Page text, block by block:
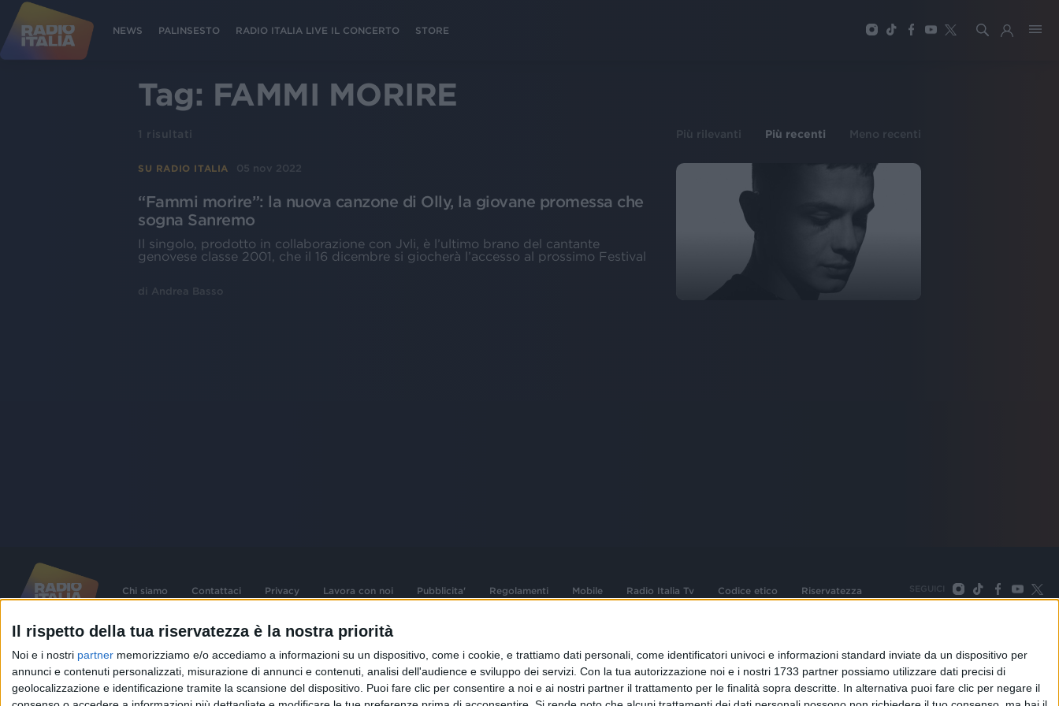
Il rispetto della tua riservatezza è la nostra priorità
Noi e i nostri partner memorizziamo e/o accediamo a informazioni su un dispositivo, come i cookie, e trattiamo dati personali, come identificatori univoci e informazioni standard inviate da un dispositivo per
annunci e contenuti personalizzati, misurazione di annunci e contenuti, analisi dell'audience e sviluppo dei servizi. Con la tua autorizzazione noi e i nostri 1733 partner possiamo utilizzare dati precisi di
geolocalizzazione e identificazione tramite la scansione del dispositivo. Puoi fare clic per consentire a noi e ai nostri partner il trattamento per le finalità sopra descritte. In alternativa puoi fare clic per negare il
NEWS PALINSESTO RADIO ITALIA LIVE IL CONCERTO STORE
Tag: FAMMI MORIRE
1 risultati Più rilevanti Più recenti Meno recenti
SU RADIO ITALIA 05 nov 2022
“Fammi morire”: la nuova canzone di Olly, la giovane promessa che
sogna Sanremo
Il singolo, prodotto in collaborazione con Jvli, è l’ultimo brano del cantante
genovese classe 2001, che il 16 dicembre si giocherà l’accesso al prossimo Festival
di Andrea Basso
Chi siamo Contattaci Privacy Lavora con noi Pubblicita' Regolamenti Mobile Radio Italia Tv Codice etico Riservatezza SEGUICI
©2026RADIO ITALIA S.p.A. P.IVA 06832230152 | Tutti i diritti riservati. Per le opere dell'ingegno
contenute nel sito sono stati assolti gli obblighi derivanti dalla normativa dei diritti d'autore e dei diritti
connessi.
Capitale Sociale € 580.000,00 interamente versato. Iscr. Reg. Imprese Milano - C.F. e n° iscrizione
Sede Amministrativa: Viale Europa 49, 20093 Cologno Monzese (Mi) |Tel. +39 02 254441 | Fax +39
02 25444220
Sede Legale: Via Savona 97, 20144 Milano
TORNA SU